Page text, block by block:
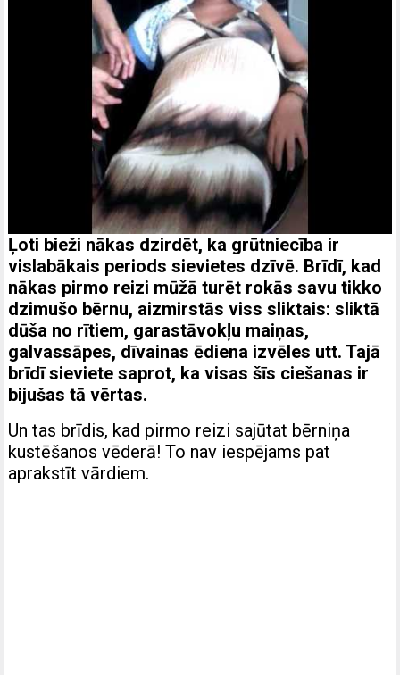
Ļoti bieži nākas dzirdēt, ka grūtniecība ir
vislabākais periods sievietes dzīvē. Brīdī, kad
nākas pirmo reizi mūžā turēt rokās savu tikko
dzimušo bērnu, aizmirstās viss sliktais: sliktā
dūša no rītiem, garastāvokļu maiņas,
galvassāpes, dīvainas ēdiena izvēles utt. Tajā
brīdī sieviete saprot, ka visas šīs ciešanas ir
bijušas tā vērtas.
Un tas brīdis, kad pirmo reizi sajūtat bērniņa
kustēšanos vēderā! To nav iespējams pat
aprakstīt vārdiem.